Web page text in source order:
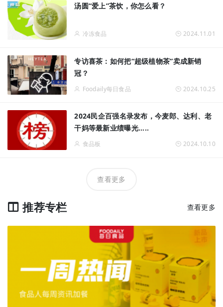
汤圆“爱上”茶饮，你怎么看？
冷冻食品 2024.11.01
专访喜茶：如何把“超级植物茶”卖成新销
冠？
Foodaily每日食品 2024.10.25
2024民企百强名录发布，今麦郎、达利、老
干妈等最新业绩曝光.....
食品板 2024.10.10
查看更多
推荐专栏 查看更多